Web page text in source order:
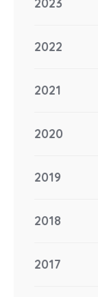
2022
2021
2020
2019
2018
2017